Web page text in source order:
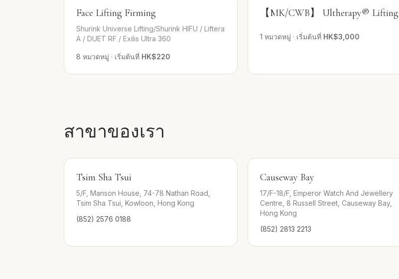
Face Lifting Firming
Shurink Universe Lifting/Shurink HIFU / Liftera
A / DUET RF / Exilis Ultra 360
8 หมวดหมู่ · เริ่มต้นที่ HK$220
【MK/CWB】 Ultherapy® Lifting
1 หมวดหมู่ · เริ่มต้นที่ HK$3,000
สาขาของเรา
Tsim Sha Tsui
5/F, Manson House, 74-78 Nathan Road,
Tsim Sha Tsui, Kowloon, Hong Kong
(852) 2576 0188
Causeway Bay
17/F-18/F, Emperor Watch And Jewellery
Centre, 8 Russell Street, Causeway Bay,
Hong Kong
(852) 2813 2213